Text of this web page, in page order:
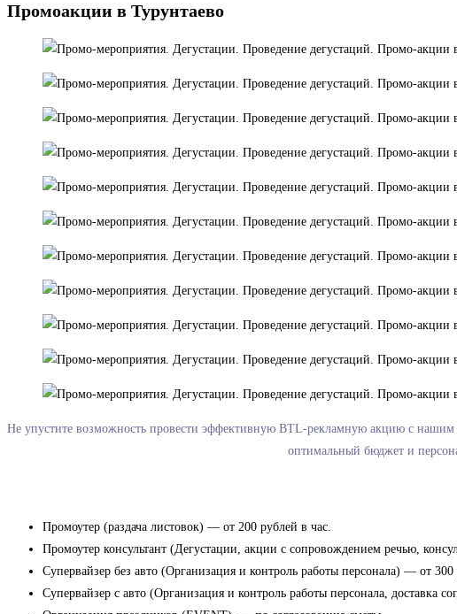
Промоакции в Турунтаево
Не упустите возможность провести эффективную BTL-рекламную акцию с
оптимальный бюджет и
Промоутер (раздача листовок) — от 200 рублей в час.
Промоутер консультант (Дегустации, акции с сопровождением речью,
Супервайзер без авто (Организация и контроль работы персонала) — от 300
Супервайзер с авто (Организация и контроль работы персонала, доставка